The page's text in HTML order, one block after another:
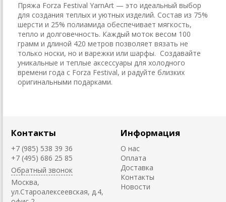
Пряжа Forza Festival YarnArt — это идеальный выбор
для создания теплых и уютных изделий. Состав из 75%
шерсти и 25% полиамида обеспечивает мягкость,
тепло и долговечность. Каждый моток весом 100
грамм и длиной 420 метров позволяет вязать не
только носки, но и варежки или шарфы. Создавайте
уникальные и теплые аксессуары для холодного
времени года с Forza Festival, и радуйте близких
оригинальными подарками.
Контакты
+7 (985) 538 39 36
+7 (495) 686 25 85
Обратный звонок
Москва,
ул.Староалексеевская, д.4,
Информация
О нас
Оплата
Доставка
Контакты
Новости